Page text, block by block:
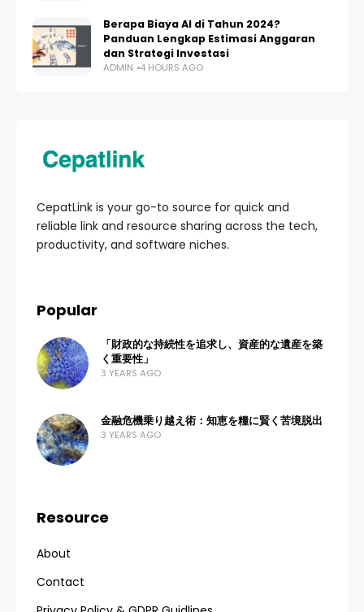
Berapa Biaya AI di Tahun 2024?
Panduan Lengkap Estimasi Anggaran
dan Strategi Investasi
ADMIN 4 HOURS AGO
CepatLink is your go-to source for quick and
reliable link and resource sharing across the tech,
productivity, and software niches.
Popular
「財政的な持続性を追求し、資産的な遺産を築
く重要性」
3 YEARS AGO
金融危機乗り越え術：知恵を糧に賢く苦境脱出
3 YEARS AGO
Resource
About
Contact